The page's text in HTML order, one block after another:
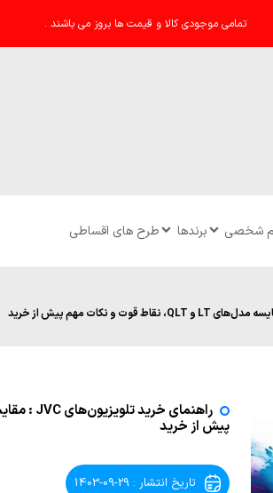
تمامی موجودی کالا و قیمت ها بروز می باشند .
شخصی برندها طرح های اقساطی
پیش از خرید
تاریخ انتشار : 29-09-1403